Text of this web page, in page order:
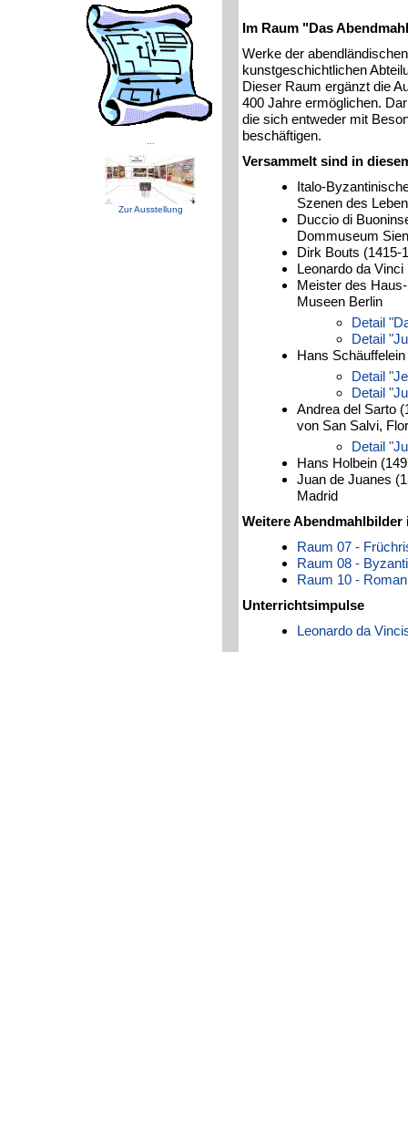
Zur Ausstellung
Im Raum "Das
Werke der
kunstgeschichtlichen
Dieser Raum ergänzt die
400 Jahre ermöglichen.
die sich entweder mit
beschäftigen.
Versammelt sind in
Italo-
Szenen des
Duccio di
Dommuseum
Dirk Bouts (1415-
Leonardo da
Meister des
Museen Berlin
Detail
Detail
Hans
Detail
Detail
Andrea del Sarto
von San Salvi,
Detail
Hans Holbein
Juan de Juanes
Madrid
Weitere
Raum 07 -
Raum 08 -
Raum 10 -
Unterrichtsimpulse
Leonardo da